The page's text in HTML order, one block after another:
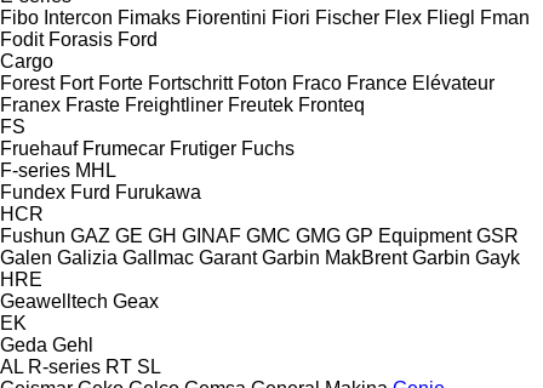
Fibo Intercon Fimaks Fiorentini Fiori Fischer Flex Fliegl
Fman
Fodit Forasis Ford
Cargo
Forest Fort Forte Fortschritt Foton Fraco France Elévateur
Franex Fraste Freightliner Freutek Fronteq
FS
Fruehauf Frumecar Frutiger Fuchs
F-series MHL
Fundex Furd Furukawa
HCR
Fushun GAZ GE GH GINAF GMC GMG GP Equipment GSR
Galen Galizia Gallmac Garant Garbin MakBrent Garbin Gayk
HRE
Geawelltech Geax
EK
Geda Gehl
AL R-series RT SL